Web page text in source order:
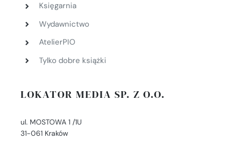
Księgarnia
Wydawnictwo
AtelierPIO
Tylko dobre książki
LOKATOR MEDIA SP. Z O.O.
ul. MOSTOWA 1 /1U
31-061 Kraków